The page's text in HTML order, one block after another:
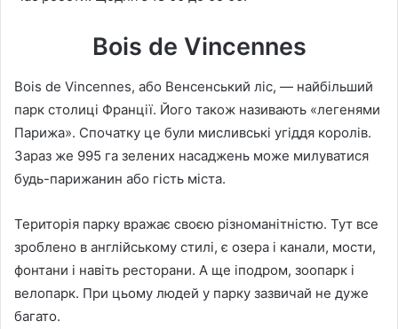
Bois de Vincennes
Bois de Vincennes, або Венсенський ліс, — найбільший
парк столиці Франції. Його також називають «легенями
Парижа». Спочатку це були мисливські угіддя королів.
Зараз же 995 га зелених насаджень може милуватися
будь-парижанин або гість міста.
Територія парку вражає своєю різноманітністю. Тут все
зроблено в англійському стилі, є озера і канали, мости,
фонтани і навіть ресторани. А ще іподром, зоопарк і
велопарк. При цьому людей у парку зазвичай не дуже
багато.